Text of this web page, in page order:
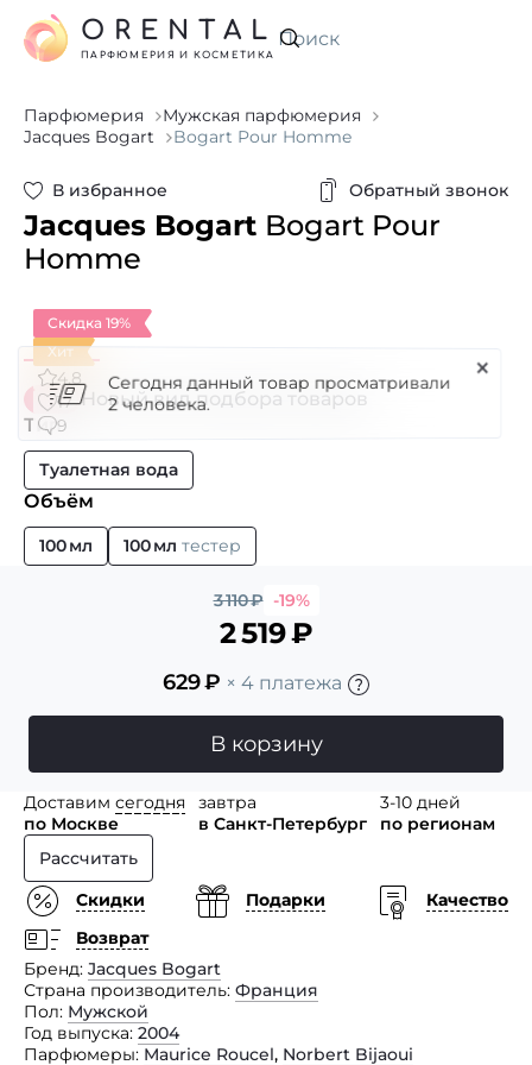
Искать
ORENTAL
ПАРФЮМЕРИЯ И КОСМЕТИКА
Парфюмерия
Мужская парфюмерия
Jacques Bogart
Bogart Pour Homme
В избранное Обратный звонок
Jacques Bogart Bogart Pour
Homme
Скидка 19%
Хит
4.8
17
9
Новый вид подбора товаров
Тип
Туалетная вода
Объём
100 мл 100 мл тестер
3 110₽ -19%
2 519₽
629₽ × 4 платежа
В корзину
Доставим сегодня
по Москве
завтра
в Санкт-Петербург
3-10 дней
по регионам
Рассчитать
Скидки
Подарки
Качество
Возврат
Бренд Jacques Bogart
Страна производитель Франция
Пол Мужской
Год выпуска 2004
Парфюмеры Maurice Roucel, Norbert Bijaoui